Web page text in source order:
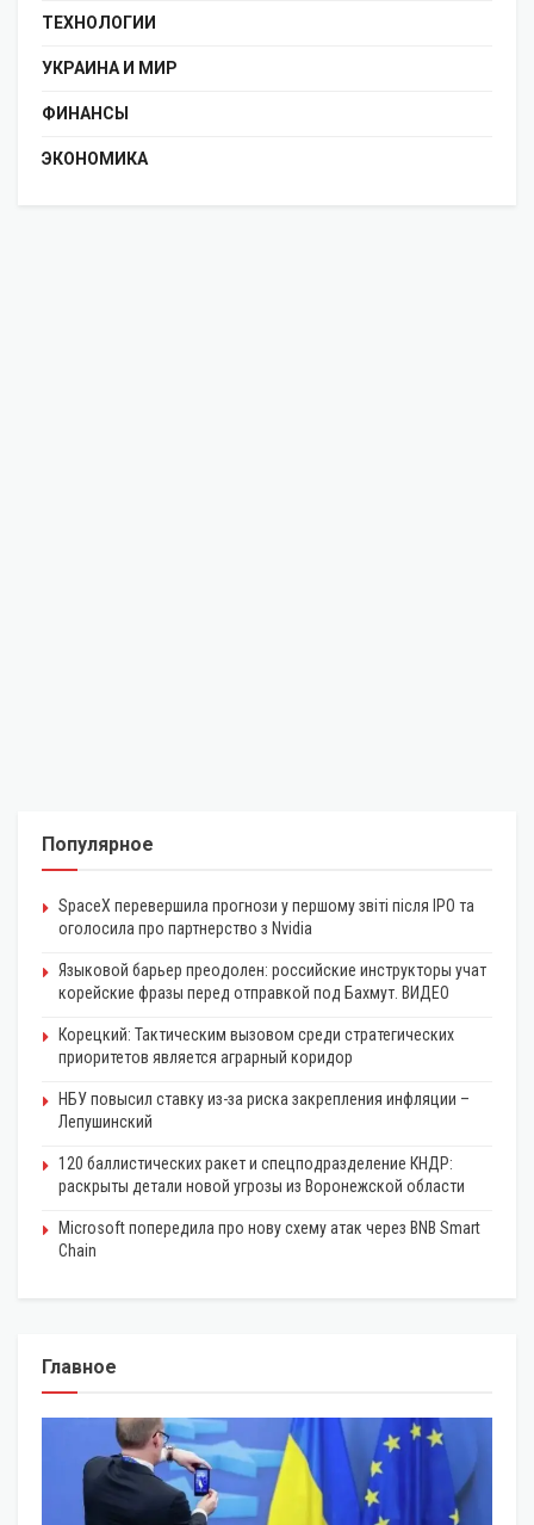
ТЕХНОЛОГИИ
УКРАИНА И МИР
ФИНАНСЫ
ЭКОНОМИКА
Популярное
SpaceX перевершила прогнози у першому звіті після IPO та
оголосила про партнерство з Nvidia
Языковой барьер преодолен: российские инструкторы учат
корейские фразы перед отправкой под Бахмут. ВИДЕО
Корецкий: Тактическим вызовом среди стратегических
приоритетов является аграрный коридор
НБУ повысил ставку из-за риска закрепления инфляции –
Лепушинский
120 баллистических ракет и спецподразделение КНДР:
раскрыты детали новой угрозы из Воронежской области
Microsoft попередила про нову схему атак через BNB Smart
Chain
Главное